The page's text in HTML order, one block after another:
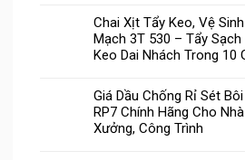
Chai Xịt Tẩy Keo, Vệ
Mạch 3T 530 – Tẩy
Keo Dai Nhách Trong 10
Giá Dầu Chống Rỉ Sét
RP7 Chính Hãng Cho Nhà
Xưởng, Công Trình